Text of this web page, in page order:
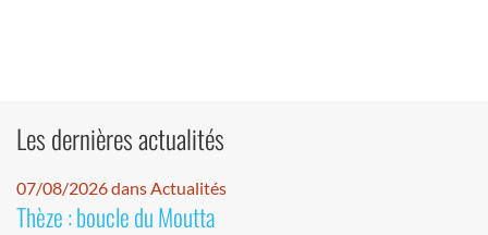
Les dernières actualités
07/08/2026 dans Actualités
Thèze : boucle du Moutta